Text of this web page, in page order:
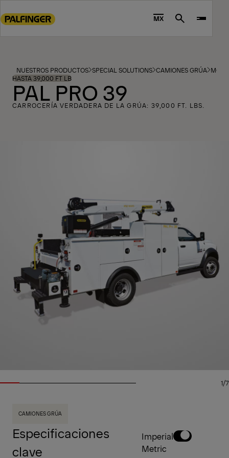
to
footer
content
MX Search
NUESTROS PRODUCTOS SPECIAL SOLUTIONS CAMIONES GRÚA
HASTA 39,000 FT LB
PAL PRO 39
CARROCERÍA VERDADERA DE LA GRÚA: 39,000 FT. LBS.
1/7
CAMIONES GRÚA
Especificaciones
clave
Imperial
Metric